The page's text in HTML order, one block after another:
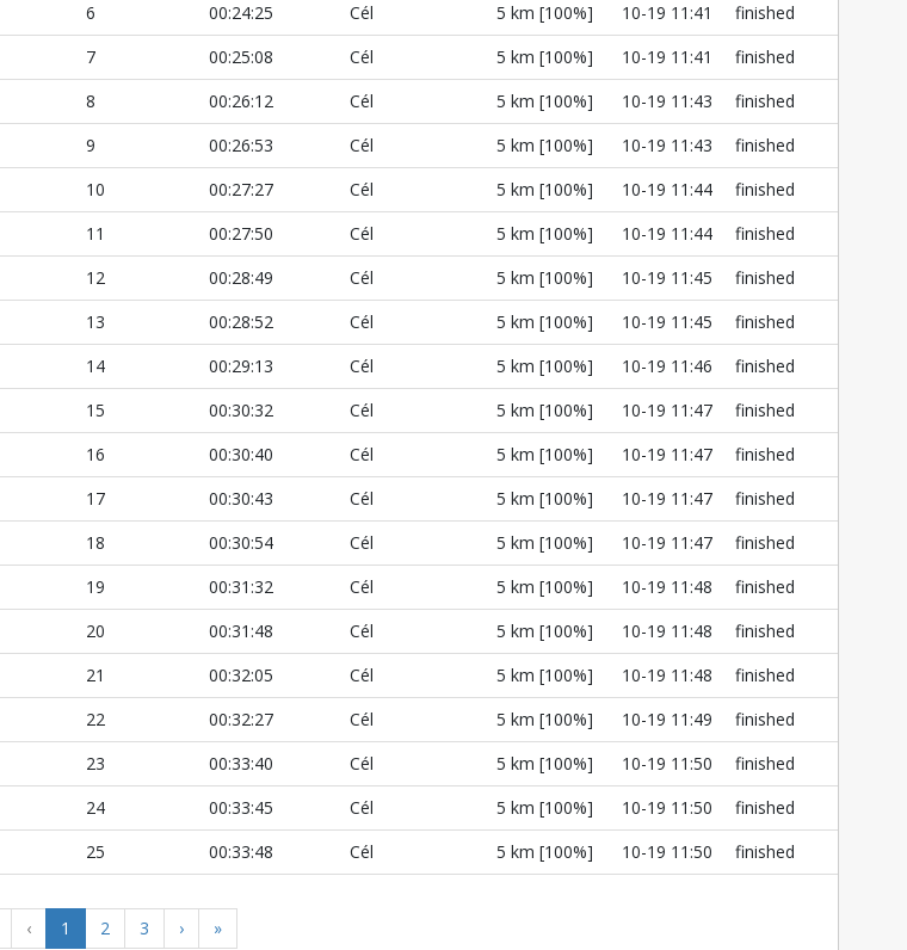
6 00:24:25 Cél 5 km [100%] 10-19 11:41
finished
7 00:25:08 Cél 5 km [100%] 10-19 11:41
finished
8 00:26:12 Cél 5 km [100%] 10-19 11:43
finished
9 00:26:53 Cél 5 km [100%] 10-19 11:43
finished
10 00:27:27 Cél 5 km [100%] 10-19 11:44
finished
11 00:27:50 Cél 5 km [100%] 10-19 11:44
finished
12 00:28:49 Cél 5 km [100%] 10-19 11:45
finished
13 00:28:52 Cél 5 km [100%] 10-19 11:45
finished
14 00:29:13 Cél 5 km [100%] 10-19 11:46
finished
15 00:30:32 Cél 5 km [100%] 10-19 11:47
finished
16 00:30:40 Cél 5 km [100%] 10-19 11:47
finished
17 00:30:43 Cél 5 km [100%] 10-19 11:47
finished
18 00:30:54 Cél 5 km [100%] 10-19 11:47
finished
19 00:31:32 Cél 5 km [100%] 10-19 11:48
finished
20 00:31:48 Cél 5 km [100%] 10-19 11:48
finished
21 00:32:05 Cél 5 km [100%] 10-19 11:48
finished
22 00:32:27 Cél 5 km [100%] 10-19 11:49
finished
23 00:33:40 Cél 5 km [100%] 10-19 11:50
finished
24 00:33:45 Cél 5 km [100%] 10-19 11:50
finished
25 00:33:48 Cél 5 km [100%] 10-19 11:50 finished
‹ 1 2 3 › »